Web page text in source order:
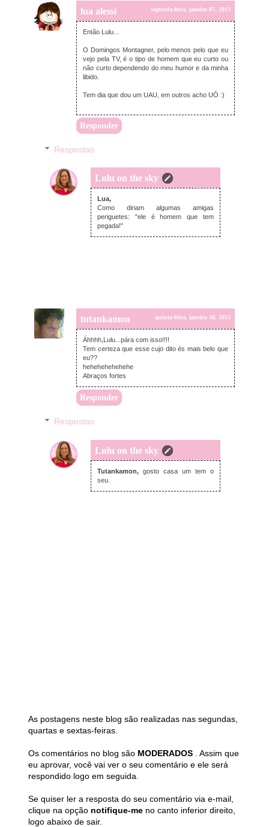
lua alessi segunda-feira, janeiro 07, 2013
Então Lulu...
O Domingos Montagner, pelo menos pelo que eu
vejo pela TV, é o tipo de homem que eu curto ou
não curto dependendo do meu humor e da minha
libido.
Tem dia que dou um UAU, em outros acho UÓ :)
Responder
Respostas
Lulu on the sky
segunda-feira, janeiro 07, 2013
Lua,
Como diriam algumas amigas
periguetes: "ele é homem que tem
pegada!"
tutankamon quinta-feira, janeiro 10, 2013
Áhhhh,Lulu...pára com isso!!!!
Tem certeza que esse cujo dito és mais belo que
eu??
hehehehehehehe
Abraços fortes
Responder
Respostas
Lulu on the sky
quinta-feira, janeiro 10, 2013
Tutankamon, gosto casa um tem o
seu.
As postagens neste blog são realizadas nas segundas,
quartas e sextas-feiras.
Os comentários no blog são MODERADOS
. Assim que
eu aprovar, você vai ver o seu comentário e ele será
respondido logo em seguida.
Se quiser ler a resposta do seu comentário via e-mail,
clique na opção notifique-me no canto inferior direito,
logo abaixo de sair.